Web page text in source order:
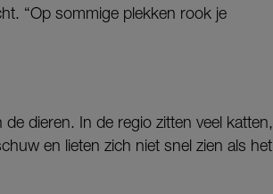
“Op sommige plekken rook je
dieren. In de regio zitten veel katten,
en lieten zich niet snel zien als het